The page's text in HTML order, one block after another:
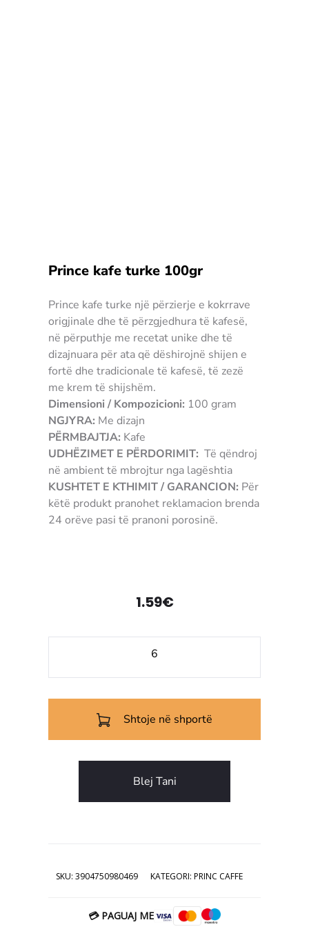
Prince kafe turke 100gr
Prince kafe turke një përzierje e kokrrave
origjinale dhe të përzgjedhura të kafesë,
në përputhje me recetat unike dhe të
dizajnuara për ata që dëshirojnë shijen e
fortë dhe tradicionale të kafesë, të zezë
me krem ​​të shijshëm.
Dimensioni / Kompozicioni: 100 gram
NGJYRA: Me dizajn
PËRMBAJTJA: Kafe
UDHËZIMET E PËRDORIMIT: Të qëndroj
në ambient të mbrojtur nga lagështia
KUSHTET E KTHIMIT / GARANCION: Për
këtë produkt pranohet reklamacion brenda
24 orëve pasi të pranoni porosinë.
1.59€
Shtoje në shportë
Blej Tani
SKU: 3904750980469 KATEGORI: PRINC CAFFE
💳 PAGUAJ ME